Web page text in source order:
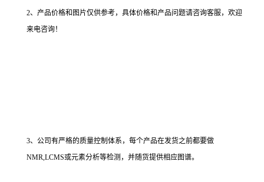
2、产品价格和图片仅供参考，具体价格和产品问题请咨询客服，欢迎
来电咨询！
3、公司有严格的质量控制体系，每个产品在发货之前都要做
NMR,LCMS或元素分析等检测，并随货提供相应图谱。